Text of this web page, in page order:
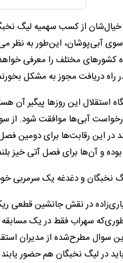
خیال‌شان از کسب سهمیه لیگ
سوی آبی‌پوشان، این‌طور به نظر
مجوز به مشکل بخورند و متعاقب آن،
آبی‌ها موافقت شود. از
در این رقابت‌ها برای دومین
و آن‌ها برای فصل آتی خیز
نخبگان و دغدغه یک سرمربی
سهراب فقط در یک
سوال مطرح‌شده از مدیران
در لیگ نخبگان هم حضور